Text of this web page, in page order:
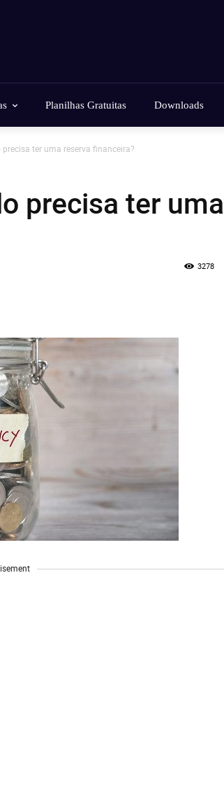
Planilhas Gratuitas Downloads
ter uma reserva financeira?
precisa ter uma
3278